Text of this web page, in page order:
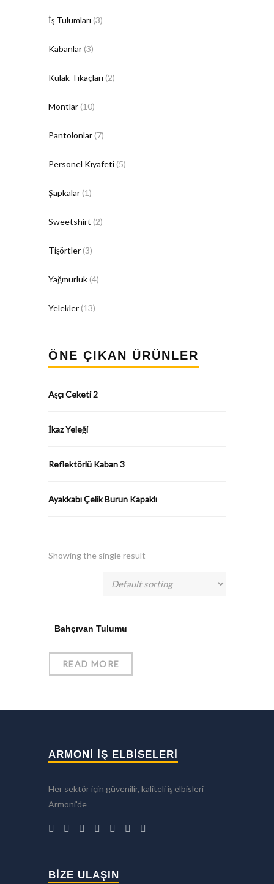
İş Tulumları (3)
Kabanlar (3)
Kulak Tıkaçları (2)
Montlar (10)
Pantolonlar (7)
Personel Kıyafeti (5)
Şapkalar (1)
Sweetshirt (2)
Tişörtler (3)
Yağmurluk (4)
Yelekler (13)
ÖNE ÇIKAN ÜRÜNLER
Aşçı Ceketi 2
İkaz Yeleği
Reflektörlü Kaban 3
Ayakkabı Çelik Burun Kapaklı
Showing the single result
Bahçıvan Tulumu
READ MORE
ARMONİ İŞ ELBİSELERİ
Her sektör için güvenilir, kaliteli iş elbisleri
Armoni'de
BIZE ULAŞIN